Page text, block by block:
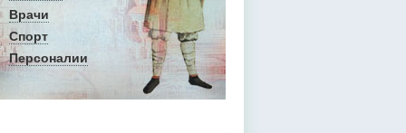
Врачи
Спорт
Персоналии